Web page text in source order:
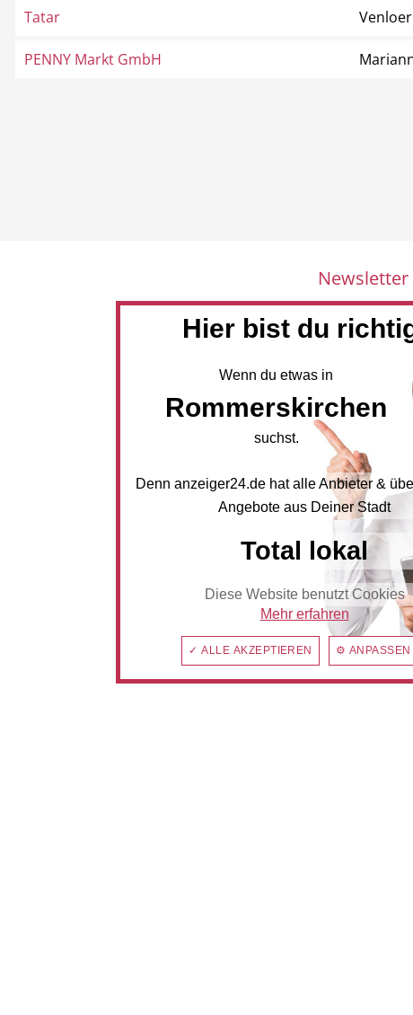
Tatar
PENNY Markt GmbH
Newsletter
Melden Sie
Newsletter
und
NEWSLETTER
Mediadaten
Hier bist du
Wenn du etwas in
Rommerskirchen
suchst.
Denn anzeiger24.de hat alle Anbieter &
Angebote aus Deiner Stadt
Total lokal
Diese Website benutzt Cookies
Mehr erfahren
✓ ALLE AKZEPTIEREN ⚙ ANPASSEN